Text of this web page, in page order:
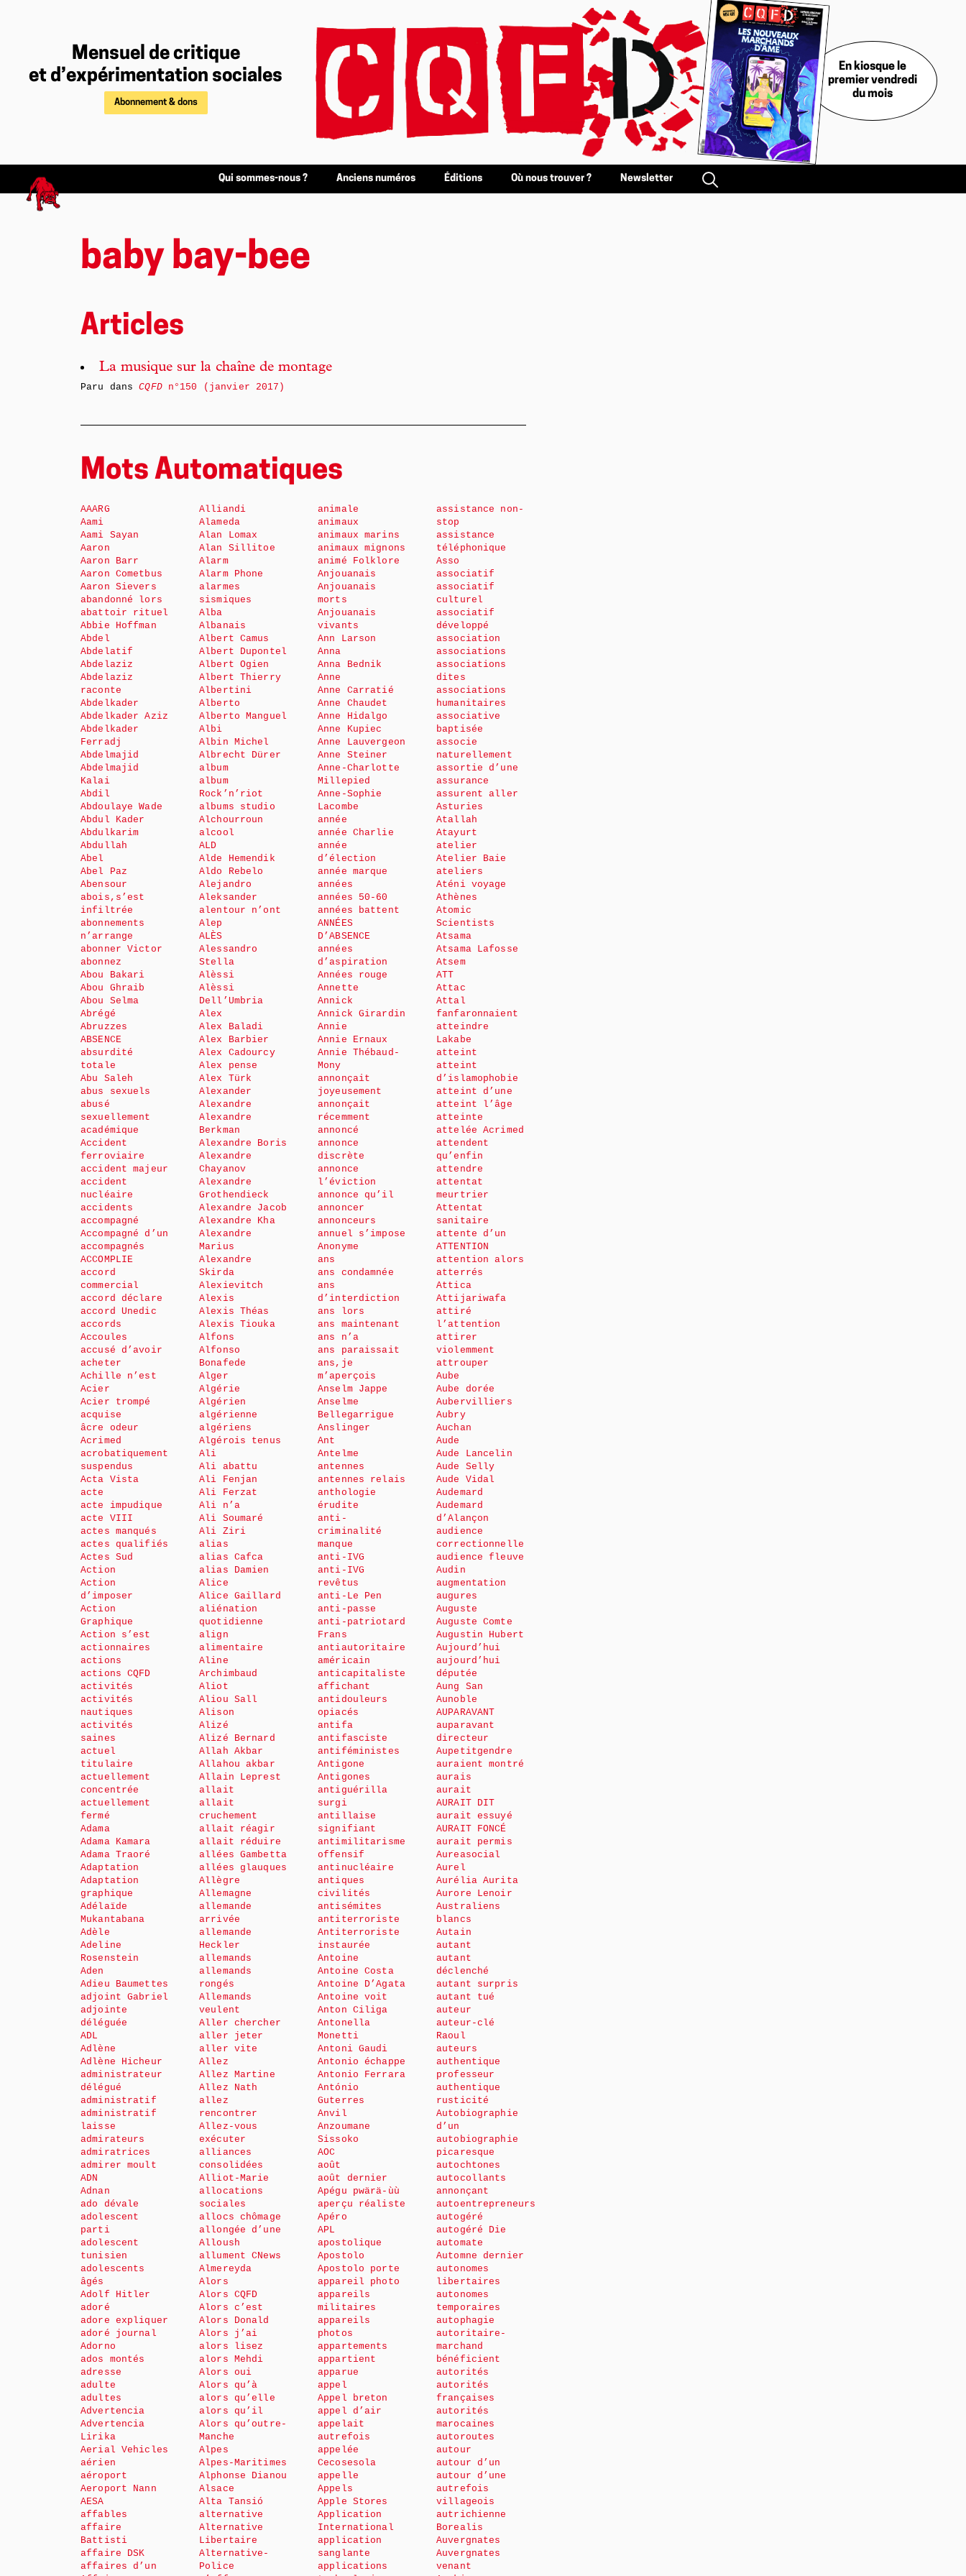
Mensuel de critique
et d’expérimentation sociales
Abonnement & dons
En kiosque le
premier vendredi
du mois
Qui sommes-nous ? Anciens numéros Éditions Où nous trouver ? Newsletter
baby bay-bee
Articles
La musique sur la chaîne de montage
Paru dansCQFDn°150 (janvier 2017)
Mots Automatiques
AAARG
Aami
Aami Sayan
Aaron
Aaron Barr
Aaron Cometbus
Aaron Sievers
abandonné lors
abattoir rituel
Abbie Hoffman
Abdel
Abdelatif
Abdelaziz
Abdelaziz
raconte
Abdelkader
Abdelkader Aziz
Abdelkader
Ferradj
Abdelmajid
Abdelmajid
Kalai
Abdil
Abdoulaye Wade
Abdul Kader
Abdulkarim
Abdullah
Abel
Abel Paz
Abensour
abois,s’est
infiltrée
abonnements
n’arrange
abonner Victor
abonnez
Abou Bakari
Abou Ghraib
Abou Selma
Abrégé
Abruzzes
ABSENCE
absurdité
totale
Abu Saleh
abus sexuels
abusé
sexuellement
académique
Accident
ferroviaire
accident majeur
accident
nucléaire
accidents
accompagné
Accompagné d’un
accompagnés
ACCOMPLIE
accord
commercial
accord déclare
accord Unedic
accords
Accoules
accusé d’avoir
acheter
Achille n’est
Acier
Acier trompé
acquise
âcre odeur
Acrimed
acrobatiquement
suspendus
Acta Vista
acte
acte impudique
acte VIII
actes manqués
actes qualifiés
Actes Sud
Action
Action
d’imposer
Action
Graphique
Action s’est
actionnaires
actions
actions CQFD
activités
activités
nautiques
activités
saines
actuel
titulaire
actuellement
concentrée
actuellement
fermé
Adama
Adama Kamara
Adama Traoré
Adaptation
Adaptation
graphique
Adélaïde
Mukantabana
Adèle
Adeline
Rosenstein
Aden
Adieu Baumettes
adjoint Gabriel
adjointe
déléguée
ADL
Adlène
Adlène Hicheur
administrateur
délégué
administratif
administratif
laisse
admirateurs
admiratrices
admirer moult
ADN
Adnan
ado dévale
adolescent
parti
adolescent
tunisien
adolescents
âgés
Adolf Hitler
adoré
adore expliquer
adoré journal
Adorno
ados montés
adresse
adulte
adultes
Advertencia
Advertencia
Lirika
Aerial Vehicles
aérien
aéroport
Aeroport Nann
AESA
affables
affaire
Battisti
affaire DSK
affaires d’un
Alliandi
Alameda
Alan Lomax
Alan Sillitoe
Alarm
Alarm Phone
alarmes
sismiques
Alba
Albanais
Albert Camus
Albert Dupontel
Albert Ogien
Albert Thierry
Albertini
Alberto
Alberto Manguel
Albi
Albin Michel
Albrecht Dürer
album
album
Rock’n’riot
albums studio
Alchourroun
alcool
ALD
Alde Hemendik
Aldo Rebelo
Alejandro
Aleksander
alentour n’ont
Alep
ALÈS
Alessandro
Stella
Alèssi
Alèssi
Dell’Umbria
Alex
Alex Baladi
Alex Barbier
Alex Cadourcy
Alex pense
Alex Türk
Alexander
Alexandre
Alexandre
Berkman
Alexandre Boris
Alexandre
Chayanov
Alexandre
Grothendieck
Alexandre Jacob
Alexandre Kha
Alexandre
Marius
Alexandre
Skirda
Alexievitch
Alexis
Alexis Théas
Alexis Tiouka
Alfons
Alfonso
Bonafede
Alger
Algérie
Algérien
algérienne
algériens
Algérois tenus
Ali
Ali abattu
Ali Fenjan
Ali Ferzat
Ali n’a
Ali Soumaré
Ali Ziri
alias
alias Cafca
alias Damien
Alice
Alice Gaillard
aliénation
quotidienne
align
alimentaire
Aline
Archimbaud
Aliot
Aliou Sall
Alison
Alizé
Alizé Bernard
Allah Akbar
Allahou akbar
Allain Leprest
allait
allait
cruchement
allait réagir
allait réduire
allées Gambetta
allées glauques
Allègre
Allemagne
allemande
arrivée
allemande
Heckler
allemands
allemands
rongés
Allemands
veulent
Aller chercher
aller jeter
aller vite
Allez
Allez Martine
Allez Nath
allez
rencontrer
Allez-vous
exécuter
alliances
consolidées
Alliot-Marie
allocations
sociales
allocs chômage
allongée d’une
Alloush
allument CNews
Almereyda
Alors
Alors CQFD
Alors c’est
Alors Donald
Alors j’ai
alors lisez
alors Mehdi
Alors oui
Alors qu’à
alors qu’elle
alors qu’il
Alors qu’outre-
Manche
Alpes
Alpes-Maritimes
Alphonse Dianou
Alsace
Alta Tansió
alternative
Alternative
Libertaire
Alternative-
Police
animale
animaux
animaux marins
animaux mignons
animé Folklore
Anjouanais
Anjouanais
morts
Anjouanais
vivants
Ann Larson
Anna
Anna Bednik
Anne
Anne Carratié
Anne Chaudet
Anne Hidalgo
Anne Kupiec
Anne Lauvergeon
Anne Steiner
Anne-Charlotte
Millepied
Anne-Sophie
Lacombe
année
année Charlie
année
d’élection
année marque
années
années 50-60
années battent
ANNÉES
D’ABSENCE
années
d’aspiration
Années rouge
Annette
Annick
Annick Girardin
Annie
Annie Ernaux
Annie Thébaud-
Mony
annonçait
joyeusement
annonçait
récemment
annoncé
annonce
discrète
annonce
l’éviction
annonce qu’il
annoncer
annonceurs
annuel s’impose
Anonyme
ans
ans condamnée
ans
d’interdiction
ans lors
ans maintenant
ans n’a
ans paraissait
ans,je
m’aperçois
Anselm Jappe
Anselme
Bellegarrigue
Anslinger
Ant
Antelme
antennes
antennes relais
anthologie
érudite
anti-
criminalité
manque
anti-IVG
anti-IVG
revêtus
anti-Le Pen
anti-passe
anti-patriotard
Frans
antiautoritaire
américain
anticapitaliste
affichant
antidouleurs
opiacés
antifa
antifasciste
antiféministes
Antigone
Antigones
antiguérilla
surgi
antillaise
signifiant
antimilitarisme
offensif
antinucléaire
antiques
civilités
antisémites
antiterroriste
Antiterroriste
instaurée
Antoine
Antoine Costa
Antoine D’Agata
Antoine voit
Anton Ciliga
Antonella
Monetti
Antoni Gaudi
Antonio échappe
Antonio Ferrara
António
Guterres
Anvil
Anzoumane
Sissoko
AOC
août
août dernier
Apégu pwärä-ùù
aperçu réaliste
Apéro
APL
apostolique
Apostolo
Apostolo porte
appareil photo
appareils
militaires
appareils
photos
appartements
appartient
apparue
appel
Appel breton
appel d’air
appelait
autrefois
appelée
Cecosesola
appelle
Appels
Apple Stores
Application
International
application
sanglante
applications
assistance non-
stop
assistance
téléphonique
Asso
associatif
associatif
culturel
associatif
développé
association
associations
associations
dites
associations
humanitaires
associative
baptisée
associe
naturellement
assortie d’une
assurance
assurent aller
Asturies
Atallah
Atayurt
atelier
Atelier Baie
ateliers
Aténi voyage
Athènes
Atomic
Scientists
Atsama
Atsama Lafosse
Atsem
ATT
Attac
Attal
fanfaronnaient
atteindre
Lakabe
atteint
atteint
d’islamophobie
atteint d’une
atteint l’âge
atteinte
attelée Acrimed
attendent
qu’enfin
attendre
attentat
meurtrier
Attentat
sanitaire
attente d’un
ATTENTION
attention alors
atterrés
Attica
Attijariwafa
attiré
l’attention
attirer
violemment
attrouper
Aube
Aube dorée
Aubervilliers
Aubry
Auchan
Aude
Aude Lancelin
Aude Selly
Aude Vidal
Audemard
Audemard
d’Alançon
audience
correctionnelle
audience fleuve
Audin
augmentation
augures
Auguste
Auguste Comte
Augustin Hubert
Aujourd’hui
aujourd’hui
députée
Aung San
Aunoble
AUPARAVANT
auparavant
directeur
Aupetitgendre
auraient montré
aurais
aurait
AURAIT DIT
aurait essuyé
AURAIT FONCÉ
aurait permis
Aureasocial
Aurel
Aurélia Aurita
Aurore Lenoir
Australiens
blancs
Autain
autant
autant
déclenché
autant surpris
autant tué
auteur
auteur-clé
Raoul
auteurs
authentique
professeur
authentique
rusticité
Autobiographie
d’un
autobiographie
picaresque
autochtones
autocollants
annonçant
autoentrepreneurs
autogéré
autogéré Die
automate
Automne dernier
autonomes
libertaires
autonomes
temporaires
autophagie
autoritaire-
marchand
bénéficient
autorités
autorités
françaises
autorités
marocaines
autoroutes
autour
autour d’un
autour d’une
autrefois
villageois
autrichienne
Borealis
Auvergnates
Auvergnates
venant